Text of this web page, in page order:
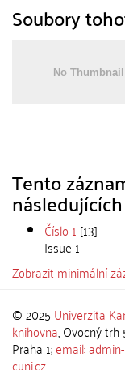
Soubory
Tento
Číslo 1 [13]
Issue 1
Zobrazit minimální
© 2025 Univerzita
knihovna, Ovocný trh
Praha 1;email:
cuni.cz